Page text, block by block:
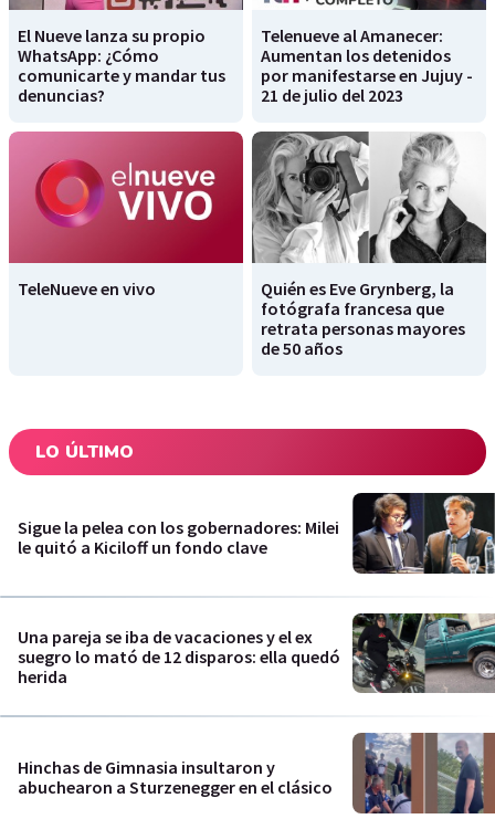
El Nueve lanza su propio
WhatsApp: ¿Cómo
comunicarte y mandar tus
denuncias?
Telenueve al Amanecer:
Aumentan los detenidos
por manifestarse en Jujuy -
21 de julio del 2023
TeleNueve en vivo
Quién es Eve Grynberg, la
fotógrafa francesa que
retrata personas mayores
de 50 años
LO ÚLTIMO
Sigue la pelea con los gobernadores: Milei
le quitó a Kiciloff un fondo clave
Una pareja se iba de vacaciones y el ex
suegro lo mató de 12 disparos: ella quedó
herida
Hinchas de Gimnasia insultaron y
abuchearon a Sturzenegger en el clásico